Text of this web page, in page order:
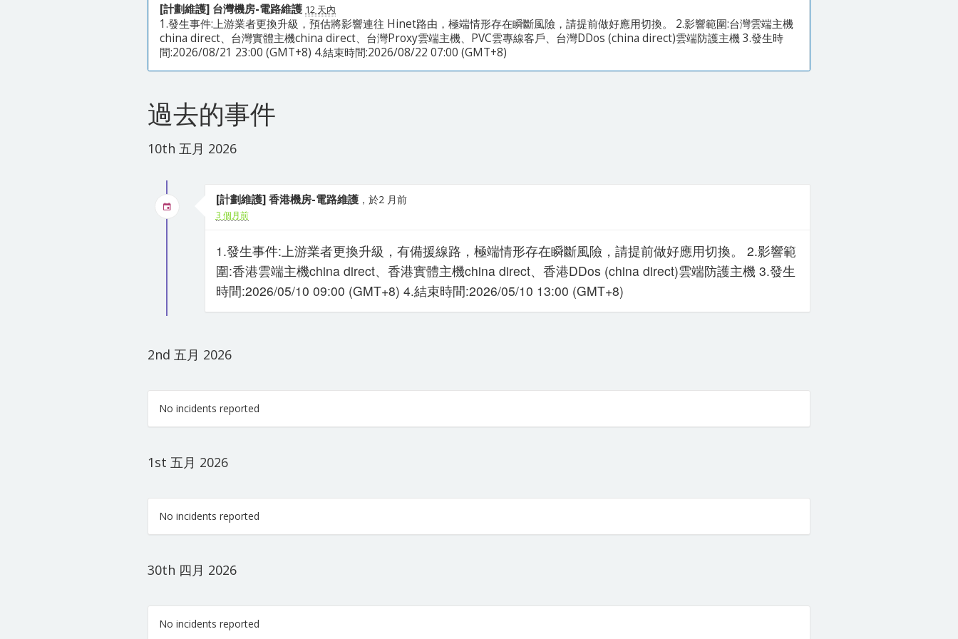
[計劃維護] 台灣機房-電路維護 12 天內
1.發生事件:上游業者更換升級，預估將影響連往 Hinet路由，極端情形存在瞬斷風險，請提前做好應用切換。 2.影響範圍:台灣雲端主機
china direct、台灣實體主機china direct、台灣Proxy雲端主機、PVC雲專線客戶、台灣DDos (china direct)雲端防護主機 3.發生時
間:2026/08/21 23:00 (GMT+8) 4.結束時間:2026/08/22 07:00 (GMT+8)
過去的事件
10th 五月 2026
[計劃維護] 香港機房-電路維護，於2 月前
3 個月前
1.發生事件:上游業者更換升級，有備援線路，極端情形存在瞬斷風險，請提前做好應用切換。 2.影響範
圍:香港雲端主機china direct、香港實體主機china direct、香港DDos (china direct)雲端防護主機 3.發生
時間:2026/05/10 09:00 (GMT+8) 4.結束時間:2026/05/10 13:00 (GMT+8)
2nd 五月 2026
No incidents reported
1st 五月 2026
No incidents reported
30th 四月 2026
No incidents reported